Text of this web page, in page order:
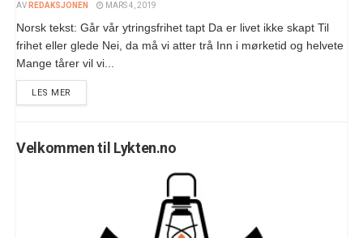
AV REDAKSJONEN MARS 4, 2019
Norsk tekst: Går vår ytringsfrihet tapt Da er livet ikke skapt Til
frihet eller glede Nei, da må vi atter trå Inn i mørketid og helvete
Mange tårer vil vi...
LES MER
Velkommen til Lykten.no